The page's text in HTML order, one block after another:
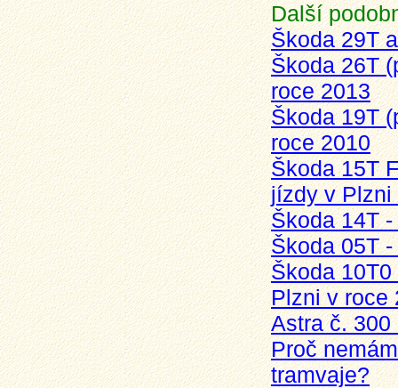
Další
Škoda 29T
Škoda 26T
roce 2013
Škoda 19T
roce 2010
Škoda 15T
jízdy v Plzni
Škoda 14T
Škoda 05T
Škoda
Plzni v roce
Astra č. 300
Proč
tramvaje?